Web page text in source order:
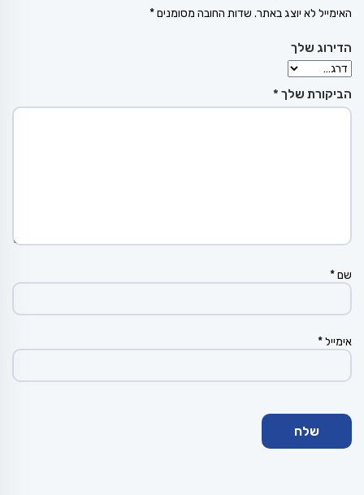
האימייל לא יוצג באתר. שדות החובה מסומנים*
הדירוג שלך
הביקורת שלך *
שם*
אימייל*